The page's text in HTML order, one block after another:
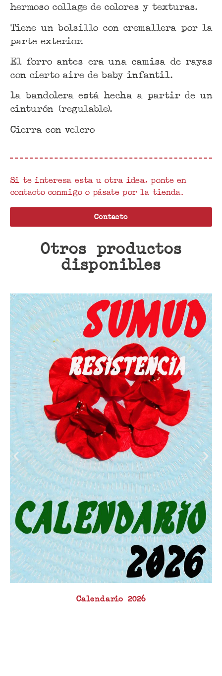
hermoso collage de colores y texturas.
Tiene un bolsillo con cremallera por la
parte exterior.
El forro antes era una camisa de rayas
con cierto aire de baby infantil.
la bandolera está hecha a partir de un
cinturón (regulable).
Cierra con velcro
Si te interesa esta u otra idea, ponte en
contacto conmigo o pásate por la tienda.
Contacto
Otros productos
disponibles
Calendario 2026